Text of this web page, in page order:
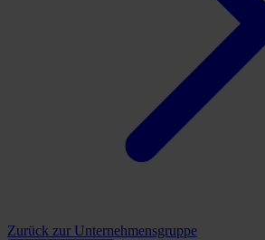
Zurück zur Unternehmensgruppe